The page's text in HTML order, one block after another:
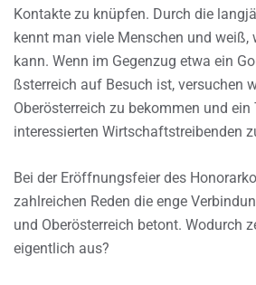
Kontakte zu knüpfen. Durch die
kennt man viele Menschen und weiß,
kann. Wenn im Gegenzug etwa ein
ßsterreich auf Besuch ist, versuchen
Oberösterreich zu bekommen und
interessierten Wirtschaftstreibenden
Bei der Eröffnungsfeier des
zahlreichen Reden die enge
und Oberösterreich betont. Wodurch
eigentlich aus?